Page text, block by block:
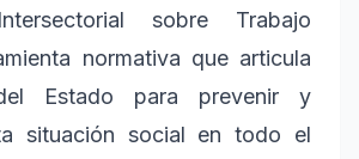
sobre Trabajo
normativa que articula
Estado para prevenir y
situación social en todo el